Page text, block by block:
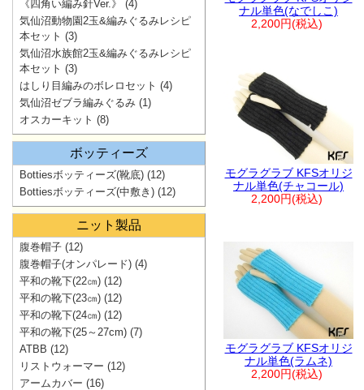
ナル単色(なでしこ)
2,200円(税込)
モグラグラブ KFSオリジ
ナル単色(チャコール)
2,200円(税込)
モグラグラブ KFSオリジ
ナル単色(ラムネ)
2,200円(税込)
《四角い編み針Ver.》
(4)
気仙沼動物園2玉&編みぐるみレシピ
本セット (3)
気仙沼水族館2玉&編みぐるみレシピ
本セット (3)
はしり目編みのボレロセット (4)
気仙沼ゼブラ編みぐるみ (1)
オスカーキット (8)
ボッティーズ
Bottiesボッティーズ(靴底) (12)
Bottiesボッティーズ(中敷き) (12)
ニット製品
腹巻帽子 (12)
腹巻帽子(オンパレード) (4)
平和の靴下(22㎝) (12)
平和の靴下(23㎝) (12)
平和の靴下(24㎝) (12)
平和の靴下(25～27cm) (7)
ATBB (12)
リストウォーマー (12)
アームカバー (16)